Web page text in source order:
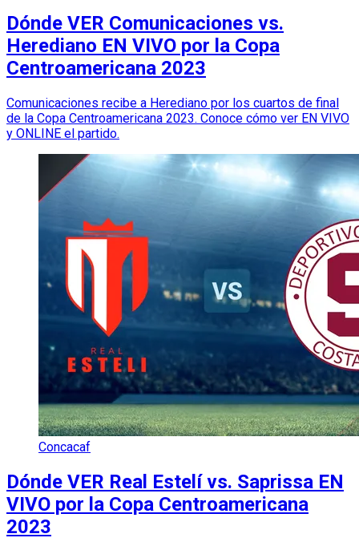
Dónde VER Comunicaciones vs.
Herediano EN VIVO por la Copa
Centroamericana 2023
Comunicaciones recibe a Herediano por los cuartos de final
de la Copa Centroamericana 2023. Conoce cómo ver EN VIVO
y ONLINE el partido.
Concacaf
Dónde VER Real Estelí vs. Saprissa EN
VIVO por la Copa Centroamericana
2023